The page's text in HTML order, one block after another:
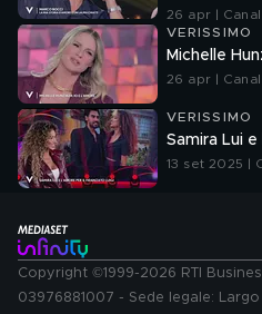
26 apr |
VERISSIMO
Michelle
26 apr |
VERISSIMO
Samira Lui
13 set 2025 |
Copyright ©1999-2026 RTI
03976881007 - Sede legale: